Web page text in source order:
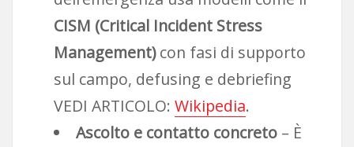
CISM (Critical Incident Stress
Management)con fasi di supporto
sul campo, defusing e debriefing
VEDI ARTICOLO: Wikipedia.
Ascolto e contatto concreto– È